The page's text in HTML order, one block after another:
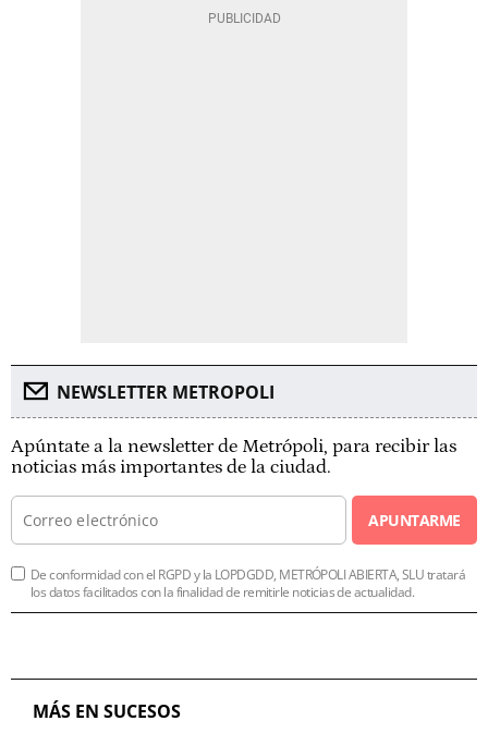
NEWSLETTER METROPOLI
Apúntate a la newsletter de Metrópoli, para recibir las
noticias más importantes de la ciudad.
APUNTARME
De conformidad con el RGPD y la LOPDGDD, METRÓPOLI ABIERTA, SLU tratará
los datos facilitados con la finalidad de remitirle noticias de actualidad.
MÁS EN SUCESOS